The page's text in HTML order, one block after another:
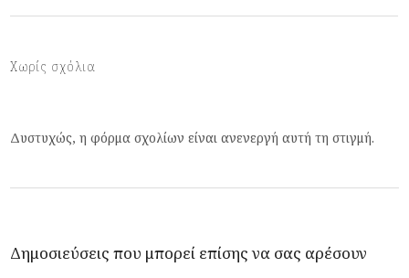
Χωρίς σχόλια
Δυστυχώς, η φόρμα σχολίων είναι ανενεργή αυτή τη στιγμή.
Δημοσιεύσεις που μπορεί επίσης να σας αρέσουν